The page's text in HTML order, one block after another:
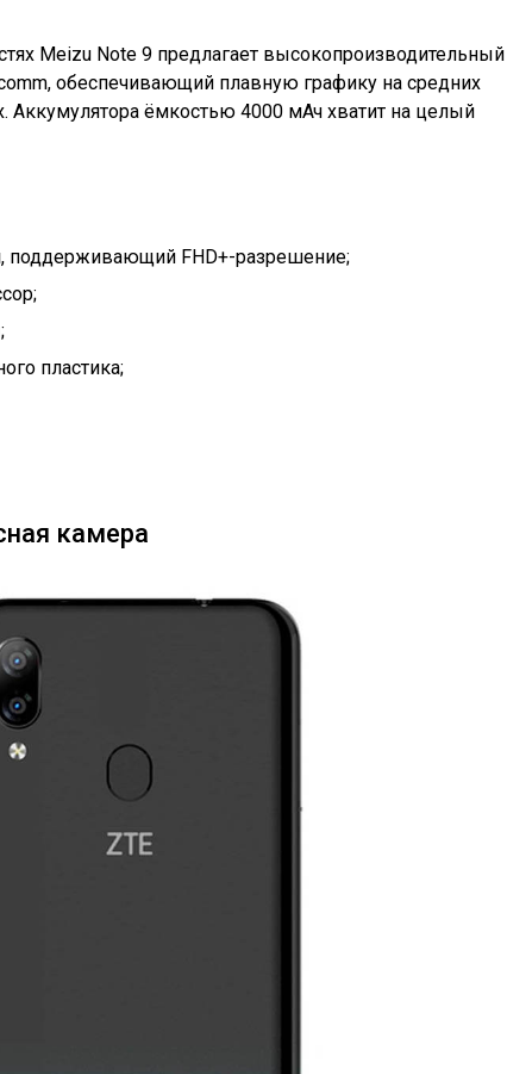
Meizu Note 9 предлагает высокопроизводительный
обеспечивающий плавную графику на средних
Аккумулятора ёмкостью 4000 мАч хватит на целый
FHD+-разрешение;
пластика;
камера